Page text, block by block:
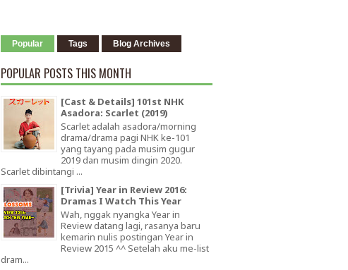
Popular Tags Blog Archives
POPULAR POSTS THIS MONTH
[Cast & Details] 101st NHK
Asadora: Scarlet (2019)
Scarlet adalah asadora/morning
drama/drama pagi NHK ke-101
yang tayang pada musim gugur
2019 dan musim dingin 2020.
Scarlet dibintangi ...
[Trivia] Year in Review 2016:
Dramas I Watch This Year
Wah, nggak nyangka Year in
Review datang lagi, rasanya baru
kemarin nulis postingan Year in
Review 2015 ^^ Setelah aku me-list
dram...